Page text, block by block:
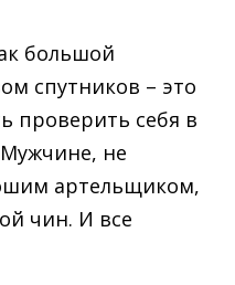
большой
спутников – это
проверить себя в
не
артельщиком,
чин. И все